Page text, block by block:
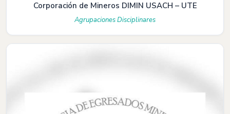
Corporación de Mineros DIMIN USACH – UTE
Agrupaciones Disciplinares